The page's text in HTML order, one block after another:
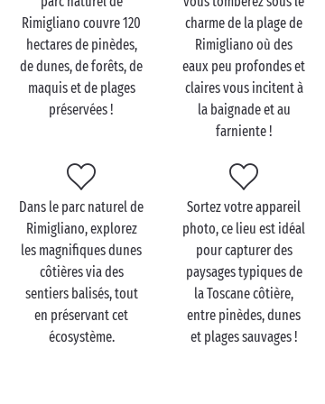
cottages tout confort
Au réveil, démarrez la journée avec un café au snack
du camping pour réaliser que vos vacances viennent
tout juste de commencer ! Ensuite, pourquoi pas
piquer une tête dans la piscine chauffée avant de
vous préparer pour une journée au parc naturel de
Visitez le Parc Naturel de
Rimigliano en famille
Au parc naturel de Rimigliano à San Vincenzo, vos
vacancesen familleseront à la fois reposantes et
riches en aventures ! En été, la plage est bercée par la
Rimigliano couvre 120
hectares de pinèdes,
de dunes, de forêts, de
maquis et de plages
préservées !
charme de la plage de
Rimigliano où des
eaux peu profondes et
claires vous incitent à
la baignade et au
farniente !
Dans le parc naturel de
Rimigliano, explorez
les magnifiques dunes
côtières via des
sentiers balisés, tout
en préservant cet
écosystème.
Sortez votre appareil
photo, ce lieu est idéal
pour capturer des
paysages typiques de
la Toscane côtière,
entre pinèdes, dunes
et plages sauvages !